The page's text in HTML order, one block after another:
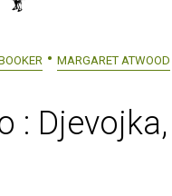
MARGARET ATWOOD
: